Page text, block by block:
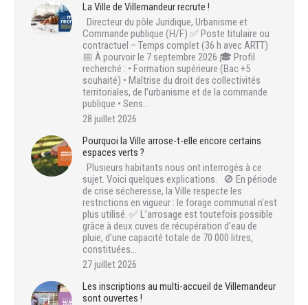
La Ville de Villemandeur recrute !
Directeur du pôle Juridique, Urbanisme et
Commande publique (H/F) ✅ Poste titulaire ou
contractuel – Temps complet (36 h avec ARTT)
📅 À pourvoir le 7 septembre 2026 🎓 Profil
recherché : • Formation supérieure (Bac +5
souhaité) • Maîtrise du droit des collectivités
territoriales, de l’urbanisme et de la commande
publique • Sens…
28 juillet 2026
Pourquoi la Ville arrose-t-elle encore certains
espaces verts ?
Plusieurs habitants nous ont interrogés à ce
sujet. Voici quelques explications. 🚫 En période
de crise sécheresse, la Ville respecte les
restrictions en vigueur : le forage communal n’est
plus utilisé. ✅ L’arrosage est toutefois possible
grâce à deux cuves de récupération d’eau de
pluie, d’une capacité totale de 70 000 litres,
constituées…
27 juillet 2026
Les inscriptions au multi-accueil de Villemandeur
sont ouvertes !